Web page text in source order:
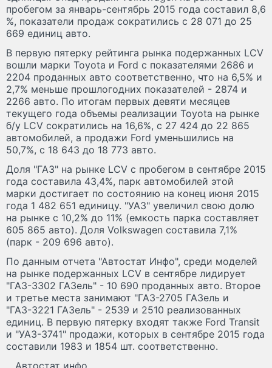
пробегом за январь-сентябрь 2015 года составил 8,6
%, показатели продаж сократились с 28 071 до 25
669 единиц авто.
В первую пятерку рейтинга рынка подержанных LCV
вошли марки Toyota и Ford с показателями 2686 и
2204 проданных авто соответственно, что на 6,5% и
2,7% меньше прошлогодних показателей - 2874 и
2266 авто. По итогам первых девяти месяцев
текущего года объемы реализации Toyota на рынке
б/у LCV сократились на 16,6%, с 27 424 до 22 865
автомобилей, а продажи Ford уменьшились на
50,7%, с 18 643 до 18 773 авто.
Доля "ГАЗ" на рынке LCV с пробегом в сентябре 2015
года составила 43,4%, парк автомобилей этой
марки достигает по состоянию на конец июня 2015
года 1 482 651 единицу. "УАЗ" увеличил свою долю
на рынке с 10,2% до 11% (емкость парка составляет
605 865 авто). Доля Volkswagen составила 7,1%
(парк - 209 696 авто).
По данным отчета "Автостат Инфо", среди моделей
на рынке подержанных LCV в сентябре лидирует
"ГАЗ-3302 ГАЗель" - 10 690 проданных авто. Второе
и третье места занимают "ГАЗ-2705 ГАЗель и
"ГАЗ-3221 ГАЗель" - 2539 и 2510 реализованных
единиц. В первую пятерку входят также Ford Transit
и "УАЗ-3741" продажи, которых в сентябре 2015 года
составили 1983 и 1854 шт. соответственно.